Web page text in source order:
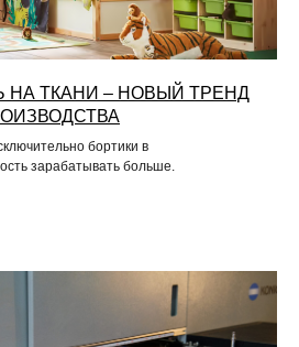
НА ТКАНИ – НОВЫЙ ТРЕНД
бортики в
зарабатывать больше.